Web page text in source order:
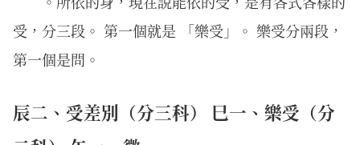
受，分三段。 第一個就是 「樂受」。 樂受分兩段，
第一個是問。
辰二、受差別（分三科） 巳一、樂受（分